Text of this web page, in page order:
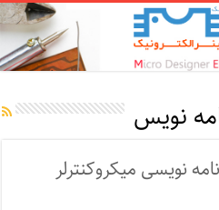
نویس
نویسی میکروکنترلر